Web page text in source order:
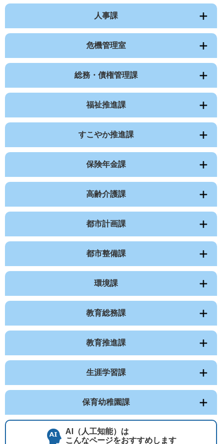
人事課
危機管理室
総務・債権管理課
福祉推進課
すこやか推進課
保険年金課
高齢介護課
都市計画課
都市整備課
環境課
教育総務課
教育推進課
生涯学習課
保育幼稚園課
AI（人工知能）は
こんなページをおすすめします